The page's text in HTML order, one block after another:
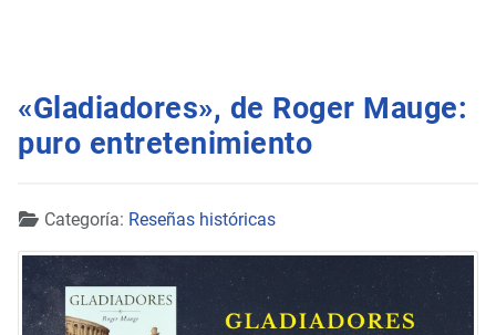
«Gladiadores», de Roger Mauge:
puro entretenimiento
Detalles
Categoría: Reseñas históricas